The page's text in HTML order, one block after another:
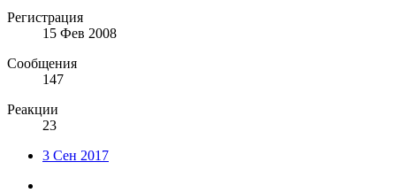
Регистрация
15 Фев 2008
Сообщения
147
Реакции
23
3 Сен 2017